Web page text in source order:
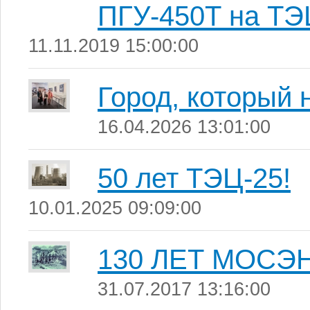
ПГУ-450Т на
11.11.2019 15:00:00
Город, который
16.04.2026 13:01:00
50 лет ТЭЦ-25!
10.01.2025 09:09:00
130 ЛЕТ
31.07.2017 13:16:00